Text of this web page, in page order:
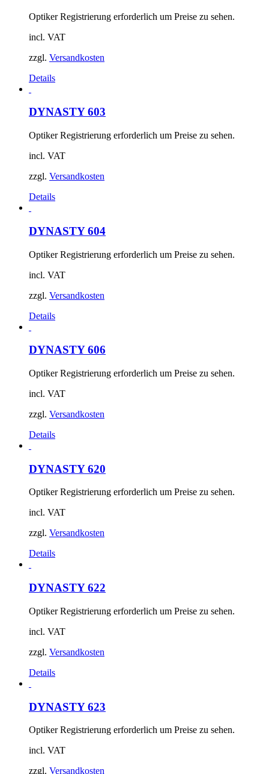
Optiker Registrierung erforderlich um Preise zu sehen.
incl. VAT
zzgl. Versandkosten
Details
DYNASTY 603
Optiker Registrierung erforderlich um Preise zu sehen.
incl. VAT
zzgl. Versandkosten
Details
DYNASTY 604
Optiker Registrierung erforderlich um Preise zu sehen.
incl. VAT
zzgl. Versandkosten
Details
DYNASTY 606
Optiker Registrierung erforderlich um Preise zu sehen.
incl. VAT
zzgl. Versandkosten
Details
DYNASTY 620
Optiker Registrierung erforderlich um Preise zu sehen.
incl. VAT
zzgl. Versandkosten
Details
DYNASTY 622
Optiker Registrierung erforderlich um Preise zu sehen.
incl. VAT
zzgl. Versandkosten
Details
DYNASTY 623
Optiker Registrierung erforderlich um Preise zu sehen.
incl. VAT
zzgl. Versandkosten